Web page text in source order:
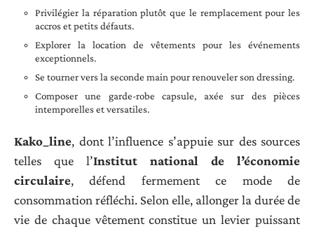
Privilégier la réparation plutôt que le remplacement pour les
accros et petits défauts.
Explorer la location de vêtements pour les événements
exceptionnels.
Se tourner vers la seconde main pour renouveler son dressing.
Composer une garde-robe capsule, axée sur des pièces
intemporelles et versatiles.
Kako_line, dont l’influence s’appuie sur des sources
telles que l’Institut national de l’économie
circulaire, défend fermement ce mode de
consommation réfléchi. Selon elle, allonger la durée de
vie de chaque vêtement constitue un levier puissant